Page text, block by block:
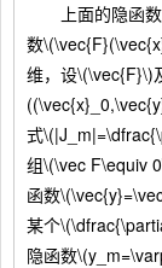
上面的隐函数
数
维，设\(\vec{F}\)
式
组\(\vec F\equiv
函数
某个
隐函数